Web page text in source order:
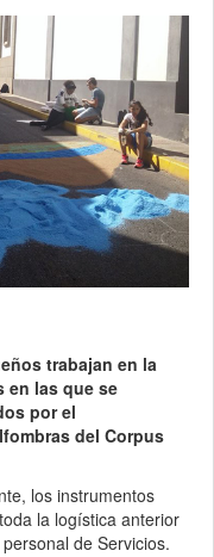
trabajan en la
en las que se
por el
del Corpus
los instrumentos
la logística anterior
de Servicios.